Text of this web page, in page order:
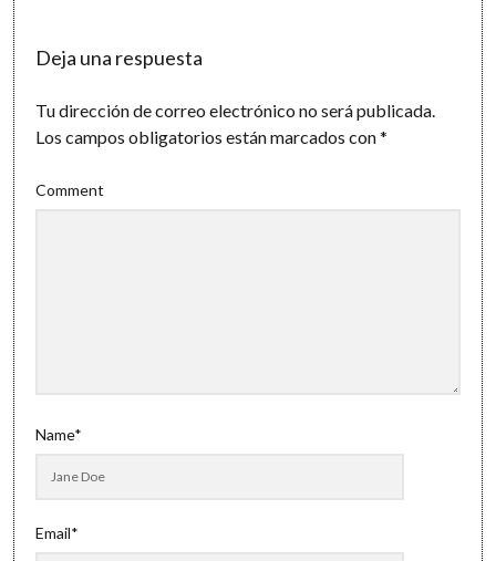
Deja una respuesta
Tu dirección de correo electrónico no será publicada.
Los campos obligatorios están marcados con*
Comment
Name*
Email*